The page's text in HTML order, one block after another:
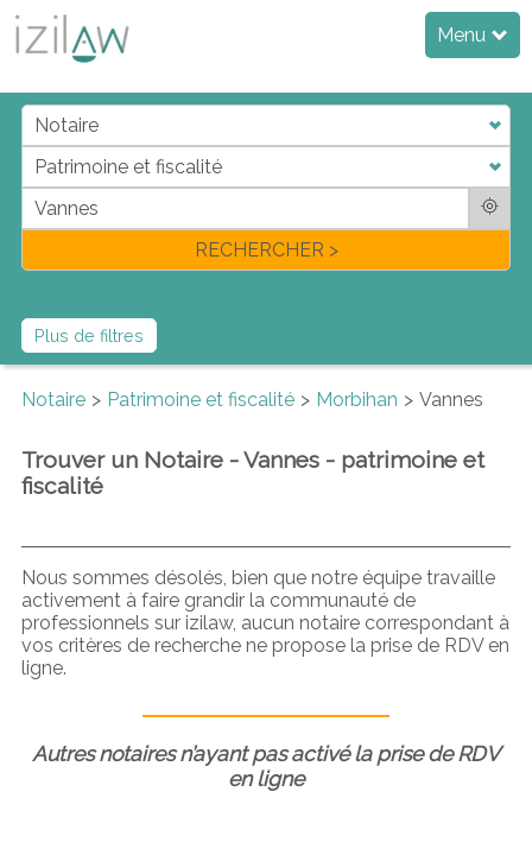
Menu
jdadi
fl
RECHERCHER >
Plus de filtres
Notaire Patrimoine et fiscalité Morbihan Vannes
Trouver un Notaire - Vannes - patrimoine et
fiscalité
Nous sommes désolés, bien que notre équipe travaille
activement à faire grandir la communauté de
professionnels sur izilaw, aucun notaire correspondant à
vos critères de recherche ne propose la prise de RDV en
ligne.
Autres notaires n’ayant pas activé la prise de RDV
en ligne